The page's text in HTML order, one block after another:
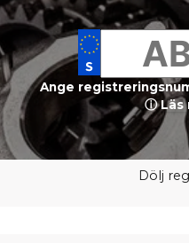
Ange
ⓘ Läs
Dölj